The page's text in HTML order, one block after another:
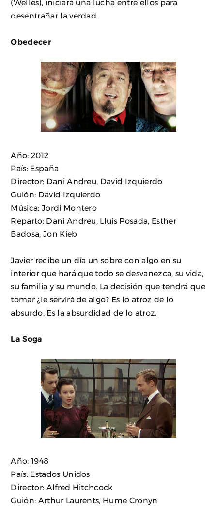
(Welles), iniciará una lucha entre ellos para
desentrañar la verdad.
Obedecer
Año: 2012
País: España
Director: Dani Andreu, David Izquierdo
Guión: David Izquierdo
Música: Jordi Montero
Reparto: Dani Andreu, Lluis Posada, Esther
Badosa, Jon Kieb
Javier recibe un día un sobre con algo en su
interior que hará que todo se desvanezca, su vida,
su familia y su mundo. La decisión que tendrá que
tomar ¿le servirá de algo? Es lo atroz de lo
absurdo. Es la absurdidad de lo atroz.
La Soga
Año: 1948
País: Estados Unidos
Director: Alfred Hitchcock
Guión: Arthur Laurents, Hume Cronyn